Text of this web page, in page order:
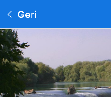
Geri